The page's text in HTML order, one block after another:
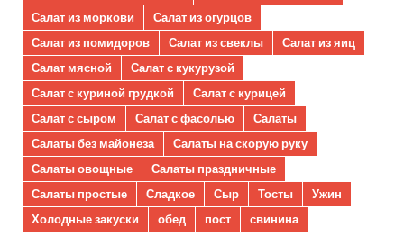
Салат из моркови
Салат из огурцов
Салат из помидоров
Салат из свеклы
Салат из яиц
Салат мясной
Салат с кукурузой
Салат с куриной грудкой
Салат с курицей
Салат с сыром
Салат с фасолью
Салаты
Салаты без майонеза
Салаты на скорую руку
Салаты овощные
Салаты праздничные
Салаты простые
Сладкое Сыр Тосты
Ужин
Холодные закуски
обед пост свинина